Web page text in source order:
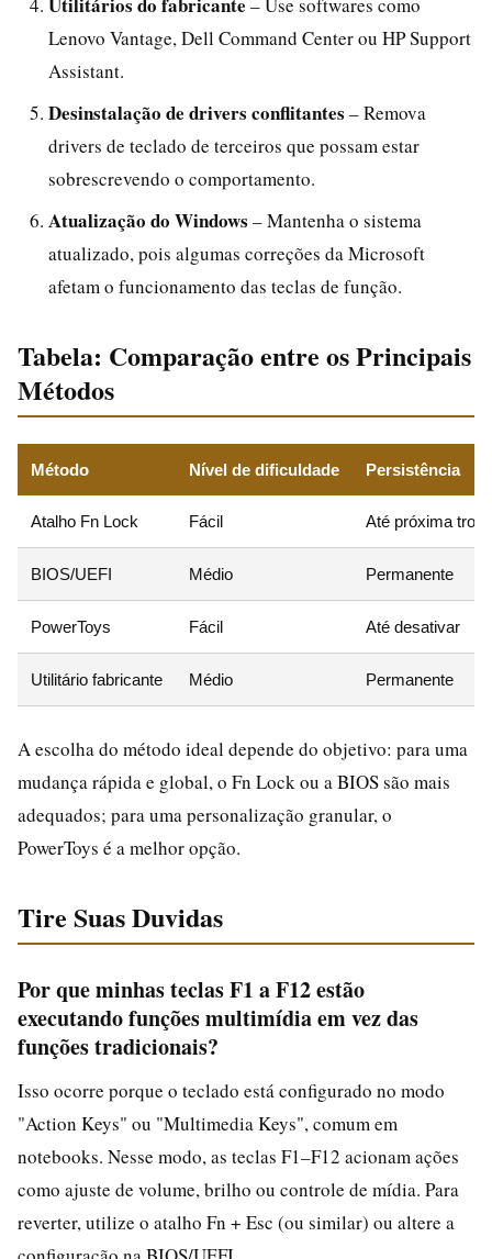
Lenovo Vantage, Dell Command Center ou HP Support
Assistant.
Desinstalação de drivers conflitantes – Remova
drivers de teclado de terceiros que possam estar
sobrescrevendo o comportamento.
Atualização do Windows – Mantenha o sistema
atualizado, pois algumas correções da Microsoft
afetam o funcionamento das teclas de função.
Tabela: Comparação entre os Principais
Métodos
Método Nível de dificuldade Persistência
Atalho Fn Lock Fácil Até próxima troca
BIOS/UEFI Médio Permanente
PowerToys Fácil Até desativar
Utilitário fabricante Médio Permanente
A escolha do método ideal depende do objetivo: para uma
mudança rápida e global, o Fn Lock ou a BIOS são mais
adequados; para uma personalização granular, o
PowerToys é a melhor opção.
Tire Suas Duvidas
Por que minhas teclas F1 a F12 estão
executando funções multimídia em vez das
funções tradicionais?
Isso ocorre porque o teclado está configurado no modo
"Action Keys" ou "Multimedia Keys", comum em
notebooks. Nesse modo, as teclas F1–F12 acionam ações
como ajuste de volume, brilho ou controle de mídia. Para
reverter, utilize o atalho Fn + Esc (ou similar) ou altere a